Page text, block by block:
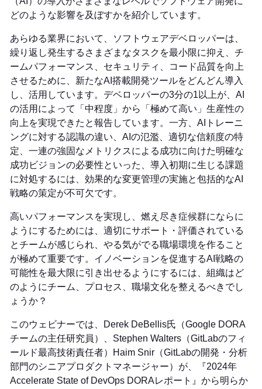
どのような影響を及ぼすかを紹介しています。
あらゆる業界において、ソフトウェアデベロッパーは、
繰り返し発生するさまざまなタスクを最小限に抑え、チ
ームパフォーマンス、セキュリティ、コード品質を向上
させるために、新たなAI搭載開発ツールをどんどん導入
し、活用しています。デベロッパーの3分の1以上が、AI
の活用によって「中程度」から「極めて高い」生産性の
向上を実現できたと報告しています。一方、AIトレーニ
ングに対する認識の違い、AIの氾濫、適切な信頼度の特
定、一連の強固なメトリクスによる成功に向けた明確な
成功ビジョンの必要性といった、導入初期に生じる課題
に対処するには、効果的な変更管理の実施と包括的なAI
戦略の策定が不可欠です。
高いパフォーマンスを実現し、燃え尽き症候群にならに
ようにするためには、適切にサポート・評価されている
とチームが感じられ、やる気がでる職場環境を作ること
が極めて重要です。イノベーションを促進するAI戦略の
可能性を最大限に引き出せるようにするには、組織はど
のようにチーム、プロセス、職場文化を整えるべきでし
ょうか？
このウェビナーでは、Derek DeBellis氏（Google DORA
チームの主任研究員）、Stephen Walters（GitLabのフィ
ールド最高技術責任者）Haim Snir（GitLabの開発・分析
部門のシニアプロダクトマネージャー）が、『2024年
Accelerate State of DevOps DORAレポート』から明らか